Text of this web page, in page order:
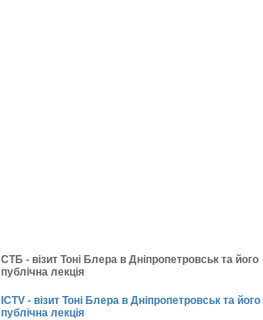
СТБ - візит Тоні Блера в Дніпропетровськ та його
публічна лекція
ICTV - візит Тоні Блера в Дніпропетровськ та його
публічна лекція